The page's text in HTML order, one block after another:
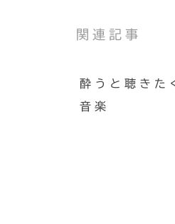
関連記事
酔うと聴きた
音楽
車載用ハ